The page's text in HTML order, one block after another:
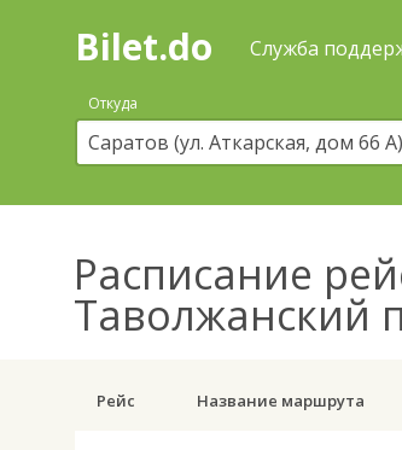
Поиск
покупка
билетов
автобус
онлайн
Bilet.do Служба
Откуда
Расписание
Таволжанский
Рейс Название маршрута